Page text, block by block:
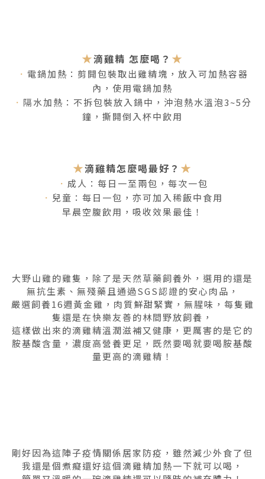
★滴雞精 怎麼喝？ ★
． 電鍋加熱：剪開包裝取出雞精塊，放入可加熱容器
內，使用電鍋加熱
． 隔水加熱：不拆包裝放入鍋中，沖泡熱水溫泡3~5分
鐘，撕開倒入杯中飲用
★滴雞精怎麼喝最好？ ★
． 成人：每日一至兩包，每次一包
． 兒童：每日一包，亦可加入稀飯中食用
早晨空腹飲用，吸收效果最佳！
大野山雞的雞隻，除了是天然草藥飼養外，選用的還是
無抗生素、無殘藥且通過SGS認證的安心肉品，
嚴選飼養16週黃金雞，肉質鮮甜緊實，無腥味，每隻雞
隻還是在快樂友善的林間野放飼養，
這樣做出來的滴雞精溫潤滋補又健康，更厲害的是它的
胺基酸含量，濃度高營養更足，既然要喝就要喝胺基酸
量更高的滴雞精！
剛好因為這陣子疫情關係居家防疫，雖然減少外食了但
我還是個煮癡還好這個滴雞精加熱一下就可以喝，